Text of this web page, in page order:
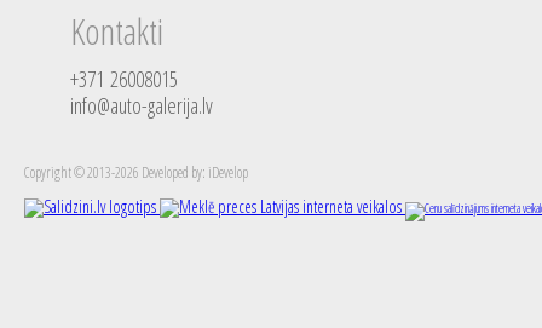
Kontakti
+371 26008015
info@auto-galerija.lv
Copyright © 2013-2026 Developed by: iDevelop